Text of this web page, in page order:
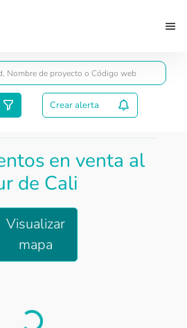
Crear alerta
en venta al
de Cali
Visualizar
mapa
Load
Guardar